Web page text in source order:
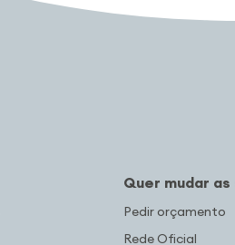
Quer mudar
Pedir orçamento
Rede Oficial